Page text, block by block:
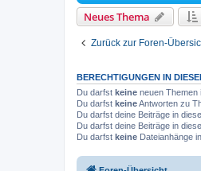
Neues Thema
Zurück zur Foren-
BERECHTIGUNGEN IN
Du darfst keine neuen Themen
Du darfst keineAntworten zu
Du darfst deine Beiträge in
Du darfst deine Beiträge in
Du darfst keine Dateianhänge